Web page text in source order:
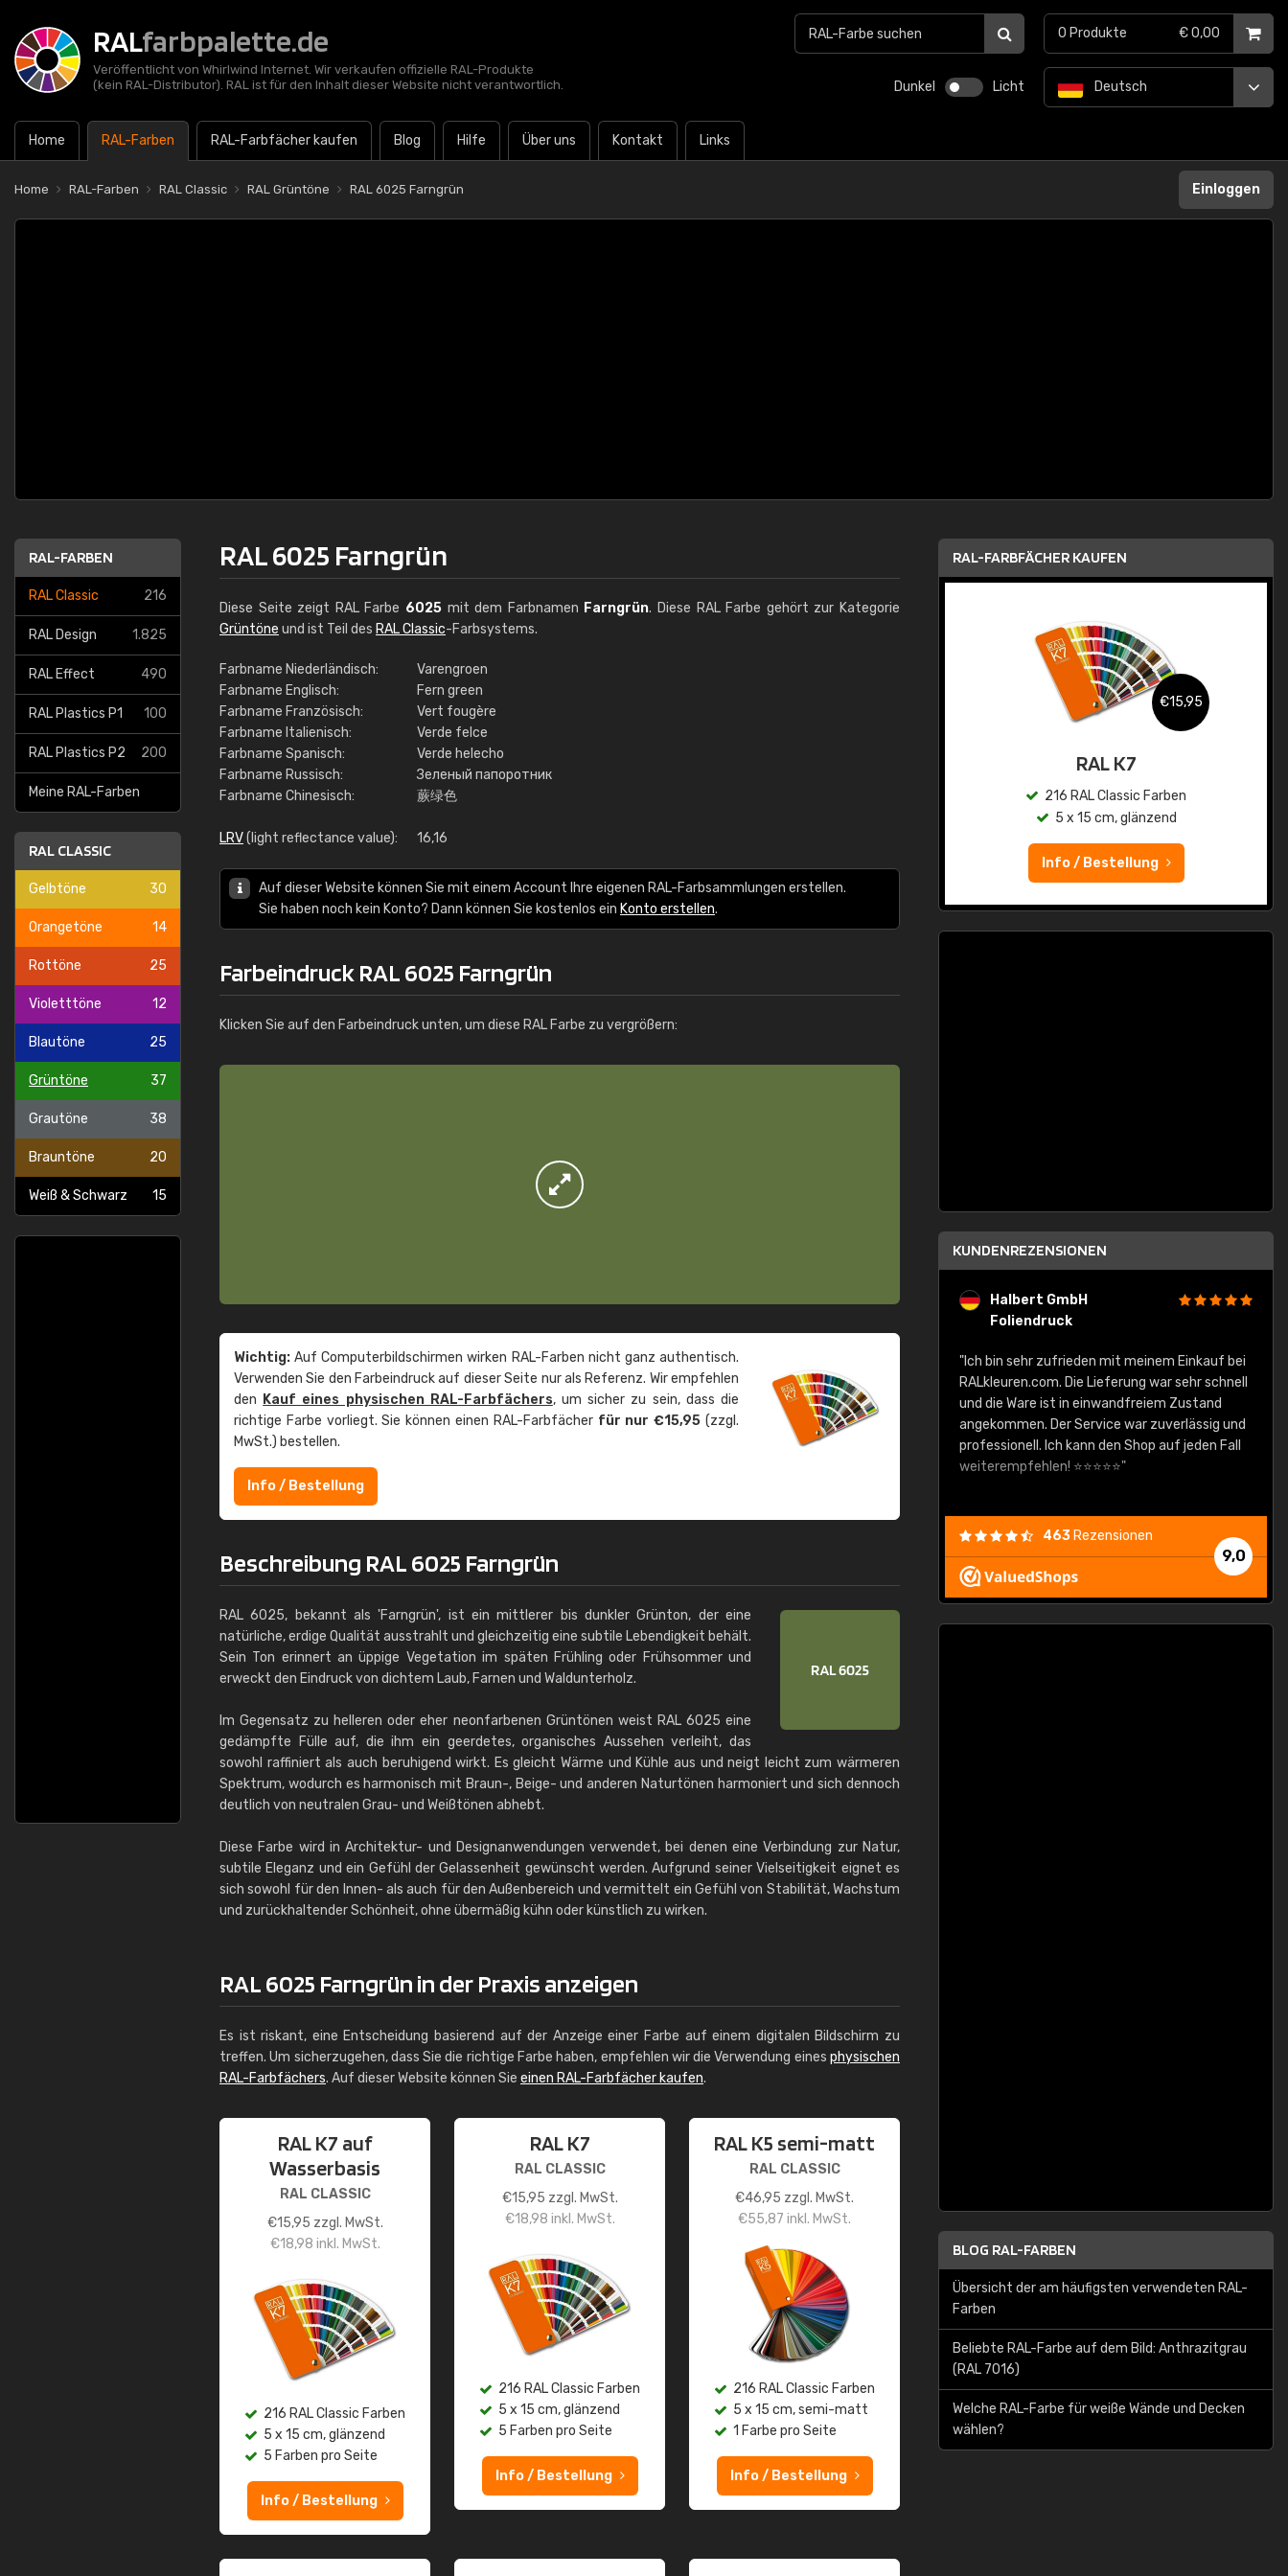
RALfarbpalette.de
Veröffentlicht von Whirlwind Internet. Wir verkaufen offizielle RAL-Produkte
(kein RAL-Distributor). RAL ist für den Inhalt dieser Website nicht verantwortlich.
Dunkel Licht
Home RAL-Farben RAL-Farbfächer kaufen Blog Hilfe Über uns Kontakt Links
Deutsch
0 Produkte € 0,00
Home RAL-Farben RAL Classic RAL Grüntöne RAL 6025 Farngrün Einloggen
RAL-FARBEN
RAL Classic 216
RAL Design 1.825
RAL Effect 490
RAL Plastics P1 100
RAL Plastics P2 200
Meine RAL-Farben
RAL CLASSIC
Gelbtöne 30
Orangetöne 14
Rottöne 25
Violetttöne 12
Blautöne 25
Grüntöne 37
Grautöne 38
Brauntöne 20
Weiß & Schwarz 15
RAL 6025 Farngrün
Diese Seite zeigt RAL Farbe 6025 mit dem Farbnamen Farngrün. Diese RAL Farbe gehört zur Kategorie
Grüntöne und ist Teil des RAL Classic-Farbsystems.
Farbname Niederländisch:
Varengroen
Farbname Englisch:
Fern green
Farbname Französisch:
Vert fougère
Farbname Italienisch:
Verde felce
Farbname Spanisch:
Verde helecho
Farbname Russisch:
Зеленый папоротник
Farbname Chinesisch:
蕨绿色
LRV(light reflectance value): 16,16
Auf dieser Website können Sie mit einem Account Ihre eigenen RAL-Farbsammlungen erstellen.
Sie haben noch kein Konto? Dann können Sie kostenlos ein Konto erstellen.
Farbeindruck RAL 6025 Farngrün
Klicken Sie auf den Farbeindruck unten, um diese RAL Farbe zu vergrößern:
Wichtig: Auf Computerbildschirmen wirken RAL-Farben nicht ganz authentisch.
Verwenden Sie den Farbeindruck auf dieser Seite nur als Referenz. Wir empfehlen
den Kauf eines physischen RAL-Farbfächers, um sicher zu sein, dass die
richtige Farbe vorliegt. Sie können einen RAL-Farbfächer für nur €15,95 (zzgl.
MwSt.) bestellen.
Info / Bestellung
Beschreibung RAL 6025 Farngrün
RAL 6025, bekannt als 'Farngrün', ist ein mittlerer bis dunkler Grünton, der eine
natürliche, erdige Qualität ausstrahlt und gleichzeitig eine subtile Lebendigkeit behält.
Sein Ton erinnert an üppige Vegetation im späten Frühling oder Frühsommer und
erweckt den Eindruck von dichtem Laub, Farnen und Waldunterholz.
Im Gegensatz zu helleren oder eher neonfarbenen Grüntönen weist RAL 6025 eine
gedämpfte Fülle auf, die ihm ein geerdetes, organisches Aussehen verleiht, das
sowohl raffiniert als auch beruhigend wirkt. Es gleicht Wärme und Kühle aus und neigt leicht zum wärmeren
Spektrum, wodurch es harmonisch mit Braun-, Beige- und anderen Naturtönen harmoniert und sich dennoch
deutlich von neutralen Grau- und Weißtönen abhebt.
Diese Farbe wird in Architektur- und Designanwendungen verwendet, bei denen eine Verbindung zur Natur,
subtile Eleganz und ein Gefühl der Gelassenheit gewünscht werden. Aufgrund seiner Vielseitigkeit eignet es
sich sowohl für den Innen- als auch für den Außenbereich und vermittelt ein Gefühl von Stabilität, Wachstum
und zurückhaltender Schönheit, ohne übermäßig kühn oder künstlich zu wirken.
RAL 6025 Farngrün in der Praxis anzeigen
Es ist riskant, eine Entscheidung basierend auf der Anzeige einer Farbe auf einem digitalen Bildschirm zu
treffen. Um sicherzugehen, dass Sie die richtige Farbe haben, empfehlen wir die Verwendung eines physischen
RAL-Farbfächers. Auf dieser Website können Sie einen RAL-Farbfächer kaufen.
RAL K7 auf
Wasserbasis
RAL CLASSIC
€15,95 zzgl. MwSt.
€18,98 inkl. MwSt.
216 RAL Classic Farben
5 x 15 cm, glänzend
5 Farben pro Seite
Info / Bestellung
RAL K7
RAL CLASSIC
€15,95 zzgl. MwSt.
€18,98 inkl. MwSt.
216 RAL Classic Farben
5 x 15 cm, glänzend
5 Farben pro Seite
Info / Bestellung
RAL K5 semi-matt
RAL CLASSIC
€46,95 zzgl. MwSt.
€55,87 inkl. MwSt.
216 RAL Classic Farben
5 x 15 cm, semi-matt
1 Farbe pro Seite
Info / Bestellung
RAL-FARBFÄCHER KAUFEN
€15,95
RAL K7
216 RAL Classic Farben
5 x 15 cm, glänzend
Info / Bestellung
KUNDENREZENSIONEN
"Alles so, wie man es sich wünscht, gute Ware,
schnelle Lieferung."
Halbert GmbH
Foliendruck
"Ich bin sehr zufrieden mit meinem Einkauf bei
RALkleuren.com. Die Lieferung war sehr schnell
und die Ware ist in einwandfreiem Zustand
angekommen. Der Service war zuverlässig und
professionell. Ich kann den Shop auf jeden Fall
weiterempfehlen! ⭐⭐⭐⭐⭐"
9,0
463 Rezensionen
BLOG RAL-FARBEN
Übersicht der am häufigsten verwendeten RAL-
Farben
Beliebte RAL-Farbe auf dem Bild: Anthrazitgrau
(RAL 7016)
Welche RAL-Farbe für weiße Wände und Decken
wählen?